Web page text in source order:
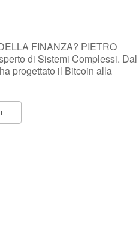
FINANZA? PIETRO
di Sistemi Complessi. Dal
progettato il Bitcoin alla